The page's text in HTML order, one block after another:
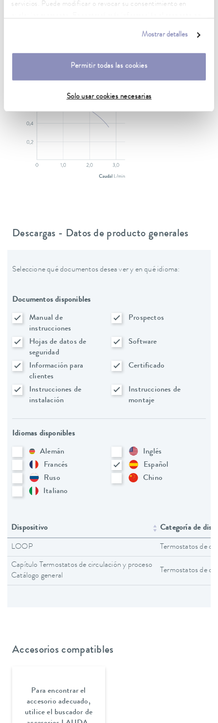
servicios. Puede modificar o revocar su consentimiento en
Mostrar detalles
Permitir todas las cookies
Solo usar cookies necesarias
Curvas características
Descargas - Datos de producto generales
Seleccione qué documentos desea ver y en qué idioma:
Documentos disponibles
Manual de
instrucciones
Prospectos
Hojas de datos de
seguridad
Software
Información para
clientes
Certificado
Instrucciones de
instalación
Instrucciones de
montaje
Idiomas disponibles
Alemán
Inglés
Francés
Español
Ruso
Chino
Italiano
Dispositivo Categoría de
LOOP Termostatos de
Capítulo Termostatos de circulación y proceso
Catálogo general
Termostatos de
Accesorios compatibles
Para encontrar el
accesorio adecuado,
utilice el buscador de